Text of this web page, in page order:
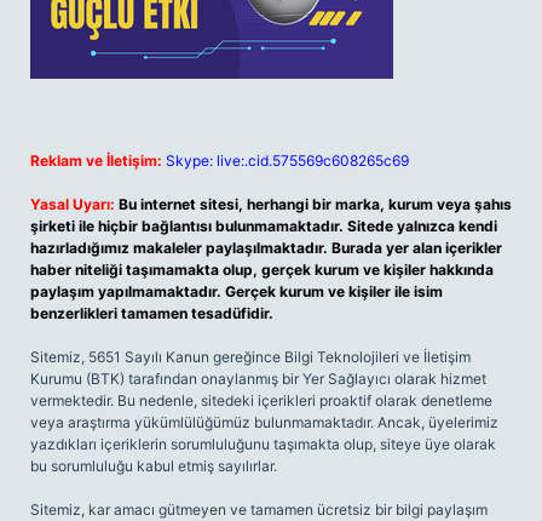
Reklam ve İletişim: Skype: live:.cid.575569c608265c69
Yasal Uyarı: Bu internet sitesi, herhangi bir marka, kurum veya şahıs
şirketi ile hiçbir bağlantısı bulunmamaktadır. Sitede yalnızca kendi
hazırladığımız makaleler paylaşılmaktadır. Burada yer alan içerikler
haber niteliği taşımamakta olup, gerçek kurum ve kişiler hakkında
paylaşım yapılmamaktadır. Gerçek kurum ve kişiler ile isim
benzerlikleri tamamen tesadüfidir.
Sitemiz, 5651 Sayılı Kanun gereğince Bilgi Teknolojileri ve İletişim
Kurumu (BTK) tarafından onaylanmış bir Yer Sağlayıcı olarak hizmet
vermektedir. Bu nedenle, sitedeki içerikleri proaktif olarak denetleme
veya araştırma yükümlülüğümüz bulunmamaktadır. Ancak, üyelerimiz
yazdıkları içeriklerin sorumluluğunu taşımakta olup, siteye üye olarak
bu sorumluluğu kabul etmiş sayılırlar.
Sitemiz, kar amacı gütmeyen ve tamamen ücretsiz bir bilgi paylaşım